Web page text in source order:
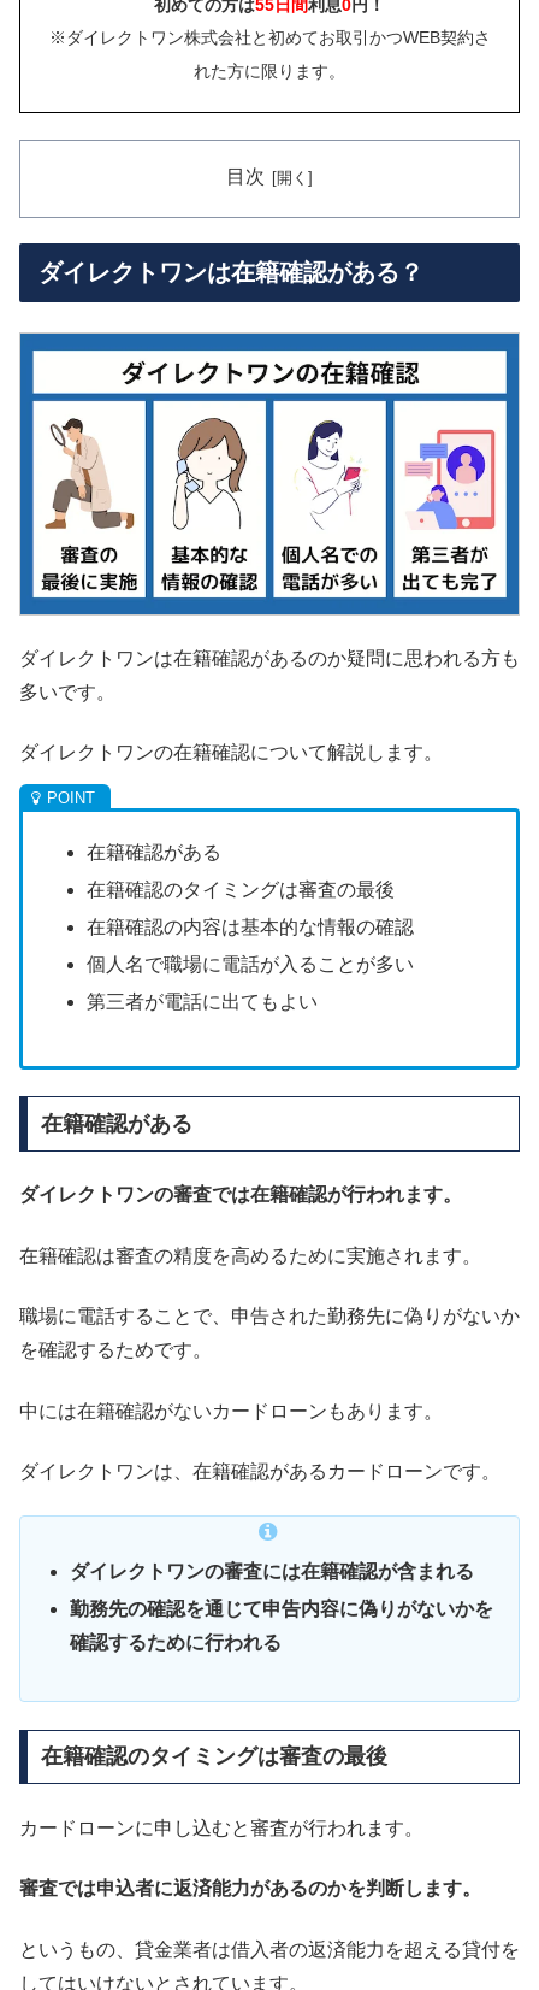
初めての方は55日間利息0円！
※ダイレクトワン株式会社と初めてお取引かつWEB契約さ
れた方に限ります。
目次
ダイレクトワンは在籍確認がある？
ダイレクトワンは在籍確認があるのか疑問に思われる方も
多いです。
ダイレクトワンの在籍確認について解説します。
在籍確認がある
在籍確認のタイミングは審査の最後
在籍確認の内容は基本的な情報の確認
個人名で職場に電話が入ることが多い
第三者が電話に出てもよい
在籍確認がある
ダイレクトワンの審査では在籍確認が行われます。
在籍確認は審査の精度を高めるために実施されます。
職場に電話することで、申告された勤務先に偽りがないか
を確認するためです。
中には在籍確認がないカードローンもあります。
ダイレクトワンは、在籍確認があるカードローンです。
ダイレクトワンの審査には在籍確認が含まれる
勤務先の確認を通じて申告内容に偽りがないかを
確認するために行われる
在籍確認のタイミングは審査の最後
カードローンに申し込むと審査が行われます。
審査では申込者に返済能力があるのかを判断します。
というもの、貸金業者は借入者の返済能力を超える貸付を
してはいけないとされています。